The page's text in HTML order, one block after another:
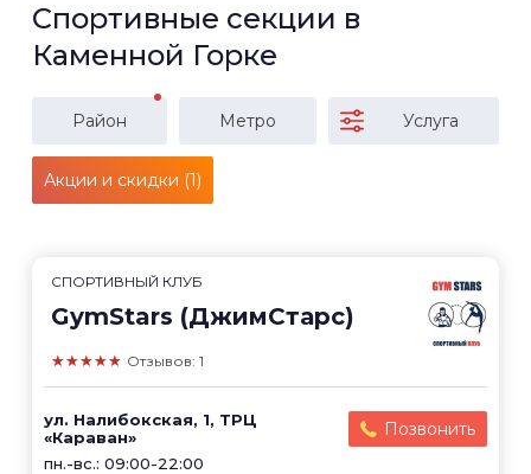
Спортивные секции в
Каменной Горке
Район Метро Услуга
Акции и скидки (1)
СПОРТИВНЫЙ КЛУБ
GymStars (ДжимСтарс)
★★★★★ Отзывов: 1
ул. Налибокская, 1, ТРЦ
«Караван»
пн.-вс.: 09:00-22:00
Позвонить